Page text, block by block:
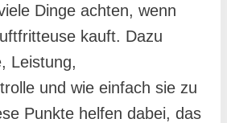
Dinge achten, wenn
kauft. Dazu
Leistung,
und wie einfach sie zu
Punkte helfen dabei, das